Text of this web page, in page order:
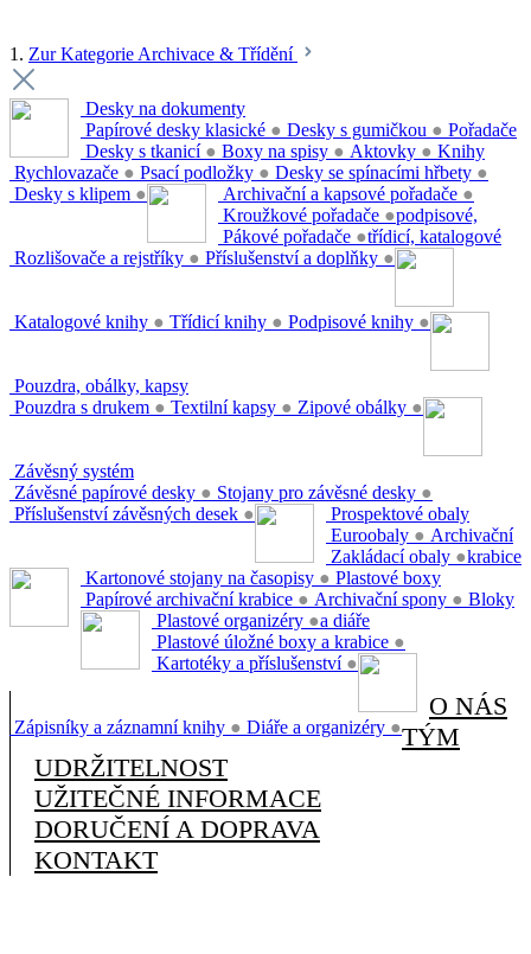
1. Zur Kategorie Archivace & Třídění
Desky na dokumenty
Papírové desky klasické ● Desky s gumičkou ●
Desky s tkanicí ● Boxy na spisy ● Aktovky ●
Rychlovazače ● Psací podložky ● Desky se spínacími hřbety ●
Desky s klipem ●
Pořadače
Archivační a kapsové pořadače ●
Kroužkové pořadače ●
Pákové pořadače ●
Rozlišovače a rejstříky ● Příslušenství a doplňky ●
Knihy
podpisové,
třídicí, katalogové
Katalogové knihy ● Třídicí knihy ● Podpisové knihy ●
Pouzdra, obálky, kapsy
Pouzdra s drukem ● Textilní kapsy ● Zipové obálky ●
Závěsný systém
Závěsné papírové desky ● Stojany pro závěsné desky ●
Příslušenství závěsných desek ●
Prospektové obaly
Euroobaly ●
Zakládací obaly ●
Archivační
krabice
Kartonové stojany na časopisy ●
Papírové archivační krabice ● Archivační spony ●
Plastové boxy
Plastové organizéry ●
Plastové úložné boxy a krabice ●
Kartotéky a příslušenství ●
Bloky
a diáře
Zápisníky a záznamní knihy ● Diáře a organizéry ●
O NÁS
TÝM
UDRŽITELNOST
UŽITEČNÉ INFORMACE
DORUČENÍ A DOPRAVA
KONTAKT